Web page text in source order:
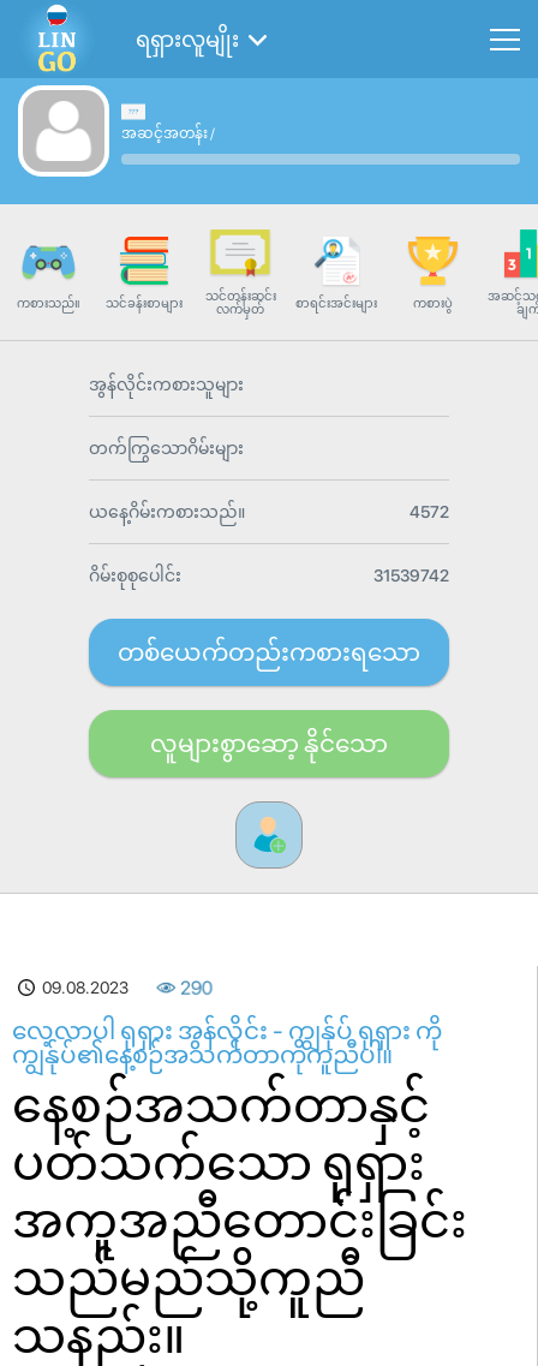
ရရှားလူမျိုး
အဆင့်အတန်း/
ကစားသည်။ သင်ခန်းစာများ
သင်တန်းဆင်း
လက်မှတ်
စာရင်းအင်းများ ကစားပွဲ
အဆင့်သ
ချ
အွန်လိုင်းကစားသူများ
တက်ကြွသောဂိမ်းများ
ယနေ့ဂိမ်းကစားသည်။ 4572
ဂိမ်းစုစုပေါင်း 31539742
တစ်ယေက်တည်းကစားရသော
လူများစွာဆော့ နိုင်သော
09.08.2023 290
လေ့လာပါ ရုရှား အွန်လိုင်း - ကျွန်ုပ် ရုရှား ကို
ကျွန်ုပ်၏နေ့စဉ်အသက်တာကိုကူညီပါ။
နေ့စဉ်အသက်တာနှင့်
ပတ်သက်သော ရုရှား
အကူအညီတောင်းခြင်း
သည်မည်သို့ကူညီ
သနည်း။